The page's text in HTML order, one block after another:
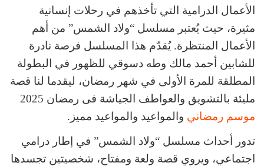
الأعمال الدرامية التي تأخذهم في رحلات إنسانية
مثيرة، حيث يُعتبر مسلسل “ولاد الشمس” من أهم
الأعمال المنتظرة. يُقدّم هذا المسلسل فرصة نادرة
للشابين أحمد مالك وطه دسوقي للظهور في البطولة
المطلقة للمرة الأولى في شهر رمضان، ليقدما لنا قصة
مليئة بالتشويق والعواطف الجياشة فى رمضان 2025
موسم رمضاني والمواعيد والمواعيد مميز.
تدور أحداث مسلسل “ولاد الشمس” في إطار درامي
اجتماعي، ويروي قصة ولعة ومفتاح، شخصيتين تجسدها